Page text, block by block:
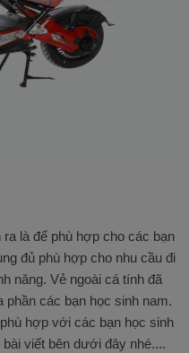
là để phù hợp cho các bạn
đủ phù hợp cho nhu cầu đi
năng. Vẻ ngoài cá tính đã
các bạn học sinh nam.
hợp với các bạn học sinh
viết bên dưới đây nhé....